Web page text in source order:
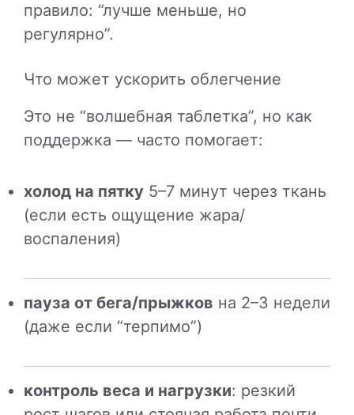
правило: “лучше меньше, но
регулярно”.
Что может ускорить облегчение
Это не “волшебная таблетка”, но как
поддержка — часто помогает:
холод на пятку 5–7 минут через ткань
(если есть ощущение жара/
воспаления)
пауза от бега/прыжков на 2–3 недели
(даже если “терпимо”)
контроль веса и нагрузки: резкий